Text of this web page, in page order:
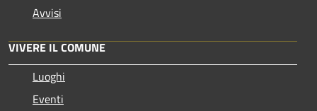
Avvisi
VIVERE IL COMUNE
Luoghi
Eventi